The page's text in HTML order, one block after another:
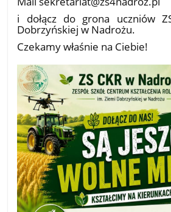
i dołącz do grona uczniów
Dobrzyńskiej w Nadrożu.
Czekamy właśnie na Ciebie!